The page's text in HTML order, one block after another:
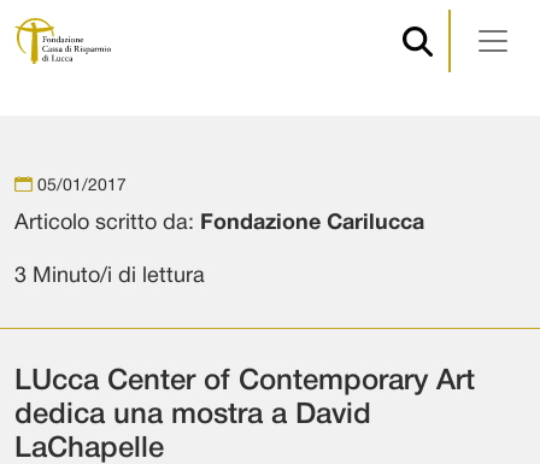
Navigazione principale
05/01/2017
Articolo scritto da: Fondazione Carilucca
3 Minuto/i di lettura
LUcca Center of Contemporary Art
dedica una mostra a David
LaChapelle